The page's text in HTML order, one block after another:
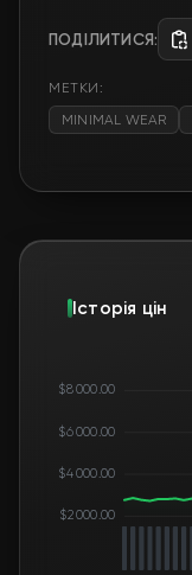
ПОДІЛИТИСЯ:
МЕТКИ:
MINIMAL WEAR
Історія цін
$2 000.00
$4 000.00
$6 000.00
$8 000.00